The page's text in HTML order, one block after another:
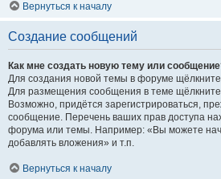
Вернуться к началу
Создание сообщений
Как мне создать новую тему или
Для создания новой темы в форуме
Для размещения сообщения в теме щёлкните
Возможно, придётся зарегистрироваться,
сообщение. Перечень ваших прав доступа
форума или темы. Например: «Вы можете
добавлять вложения» и т.п.
Вернуться к началу